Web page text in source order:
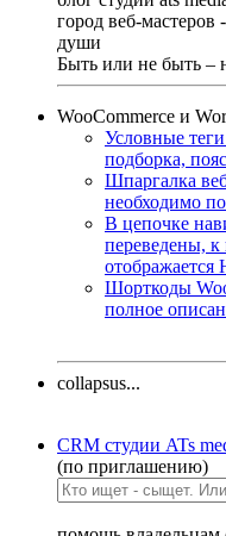
город веб-мастеров
души
Быть или не быть –
WooCommerce и
Условные
подборка,
Шпаргалка
необходимо
В цепочке
переведены,
отображается
Шорткоды
полное
collapsus...
CRM студии ATs
(по приглашению)